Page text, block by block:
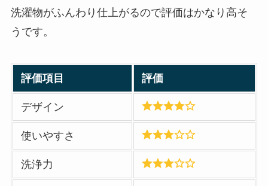
洗濯物がふんわり仕上がるので評価はかなり高そ
うです。
評価項目 評価
デザイン
使いやすさ
洗浄力